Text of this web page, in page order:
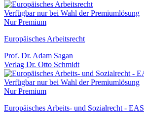
Verfügbar nur bei Wahl der Premiumlösung
Nur Premium
Europäisches Arbeitsrecht
Prof. Dr. Adam Sagan
Verlag Dr. Otto Schmidt
Verfügbar nur bei Wahl der Premiumlösung
Nur Premium
Europäisches Arbeits- und Sozialrecht - EAS